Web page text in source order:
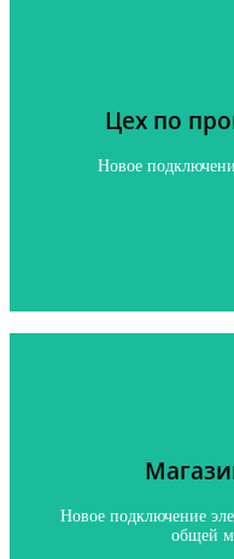
Цех по
Новое
Новое
Новое подключение
общей
Новое